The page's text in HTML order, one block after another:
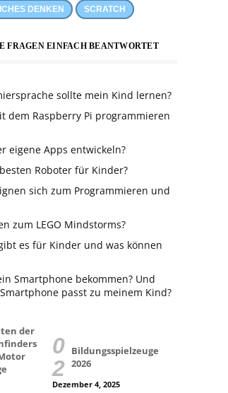
DENKEN SCRATCH
FRAGEN EINFACH BEANTWORTET
sollte mein Kind lernen?
dem Raspberry Pi programmieren
eigene Apps entwickeln?
Roboter für Kinder?
sich zum Programmieren und
zum LEGO Mindstorms?
es für Kinder und was können
Smartphone bekommen? Und
passt zu meinem Kind?
der
Bildungsspielzeuge
2026
Dezember 4, 2025